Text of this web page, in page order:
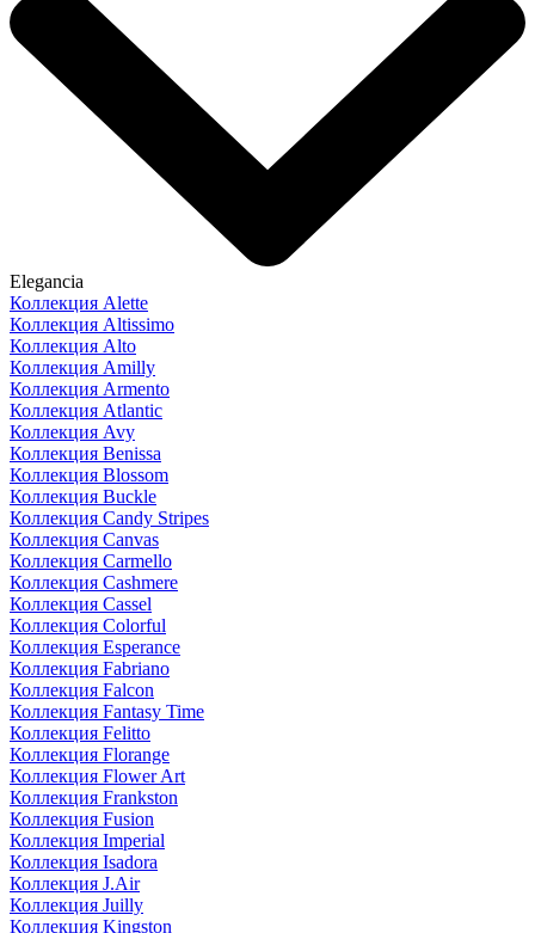
Elegancia
Коллекция Alette
Коллекция Altissimo
Коллекция Alto
Коллекция Amilly
Коллекция Armento
Коллекция Atlantic
Коллекция Avy
Коллекция Benissa
Коллекция Blossom
Коллекция Buckle
Коллекция Candy Stripes
Коллекция Canvas
Коллекция Carmello
Коллекция Cashmere
Коллекция Cassel
Коллекция Colorful
Коллекция Esperance
Коллекция Fabriano
Коллекция Falcon
Коллекция Fantasy Time
Коллекция Felitto
Коллекция Florange
Коллекция Flower Art
Коллекция Frankston
Коллекция Fusion
Коллекция Imperial
Коллекция Isadora
Коллекция J.Air
Коллекция Juilly
Коллекция Kingston